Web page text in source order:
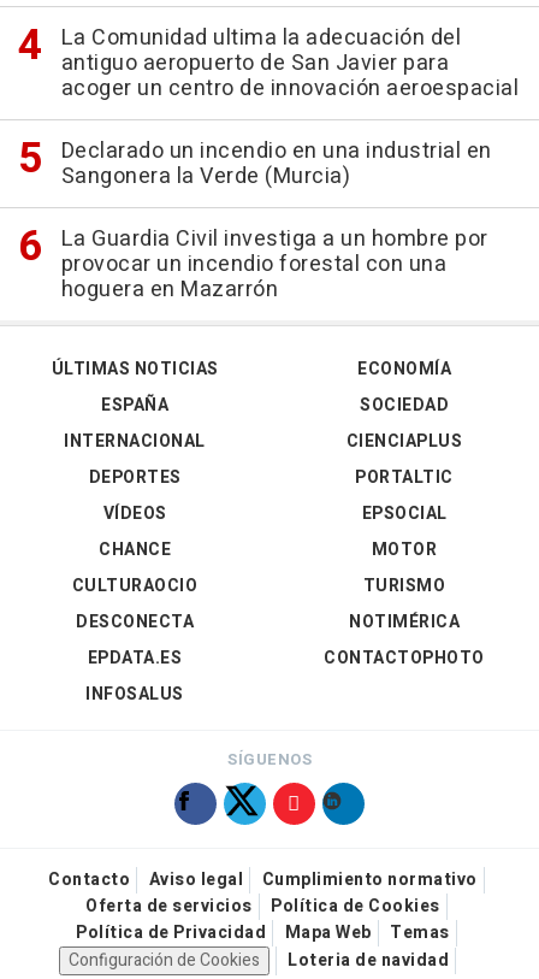
La Comunidad ultima la adecuación del
antiguo aeropuerto de San Javier para
acoger un centro de innovación aeroespacial
Declarado un incendio en una industrial en
Sangonera la Verde (Murcia)
La Guardia Civil investiga a un hombre por
provocar un incendio forestal con una
hoguera en Mazarrón
ÚLTIMAS NOTICIAS
ESPAÑA
INTERNACIONAL
DEPORTES
VÍDEOS
ECONOMÍA
SOCIEDAD
CIENCIAPLUS
PORTALTIC
EPSOCIAL
CHANCE
CULTURAOCIO
DESCONECTA
EPDATA.ES
INFOSALUS
MOTOR
TURISMO
NOTIMÉRICA
CONTACTOPHOTO
SÍGUENOS
Contacto Aviso legal
Cumplimiento normativo
Oferta de servicios
Política de Cookies
Política de Privacidad
Mapa Web
Temas
Configuración de Cookies
Loteria de navidad